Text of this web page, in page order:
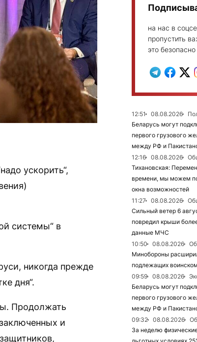
ускорить“,
системы“ в
никогда прежде
дня“.
Продолжать
и
на нас в
пропустить
это
12:51 08.08.2026
Беларусь могут
первого грузового
между РФ и
12:16
08.08.2026
Тихановская:
времени, мы можем
окна возможностей
11:27
08.08.2026
Сильный ветер 6
повредил крыши
данные МЧС
10:50
08.08.2026
Минобороны
подлежащих
09:59
08.08.2026
Беларусь могут
первого грузового
между РФ и
09:32
08.08.2026
За неделю